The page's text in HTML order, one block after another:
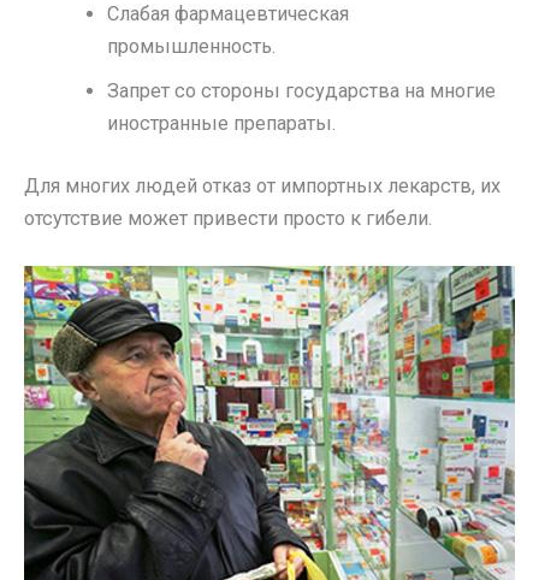
Слабая фармацевтическая
промышленность.
Запрет со стороны государства на многие
иностранные препараты.
Для многих людей отказ от импортных лекарств, их
отсутствие может привести просто к гибели.